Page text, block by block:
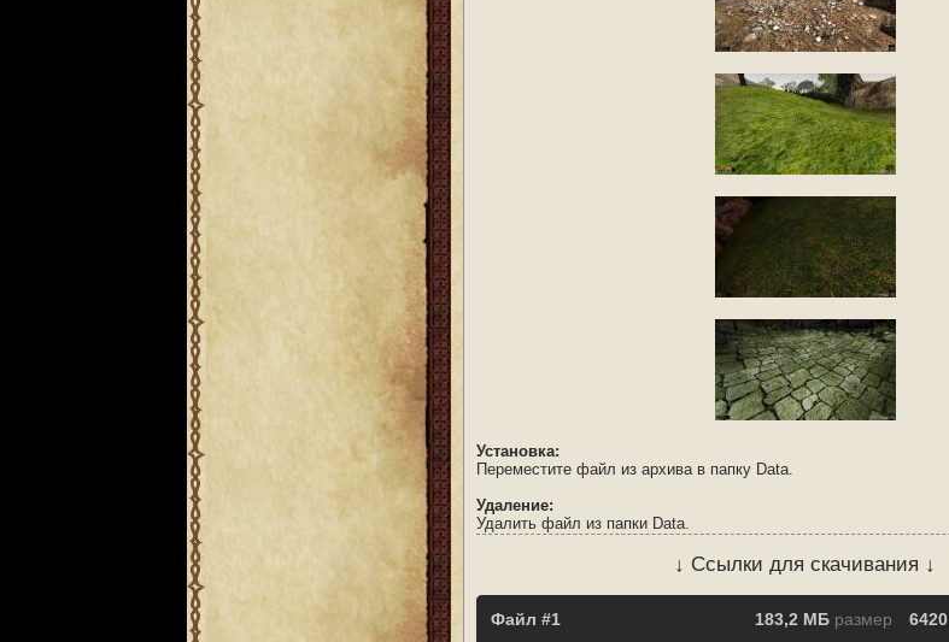
Установка:
Переместите файл из архива в папку Data.
Удаление:
Удалить файл из папки Data.
↓ Ссылки для скачивания ↓
Файл 183,2 МБ размер 6420